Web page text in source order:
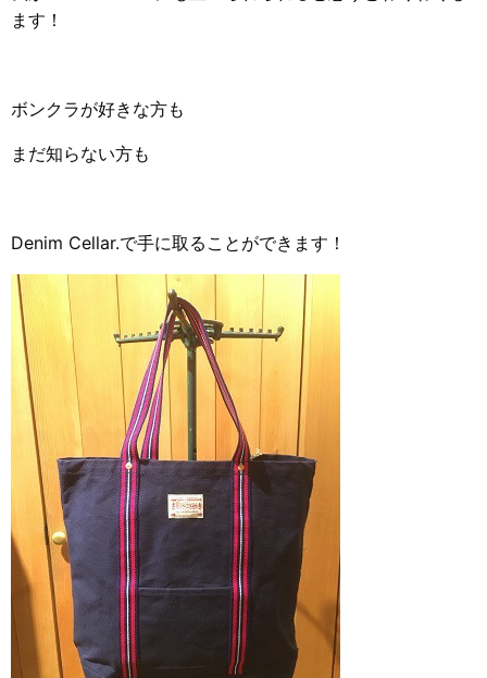
ます！
ボンクラが好きな方も
まだ知らない方も
Denim Cellar.で手に取ることができます！